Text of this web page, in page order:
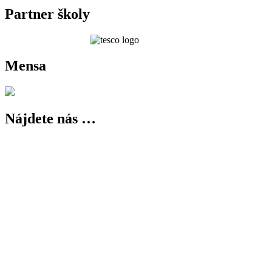
Partner školy
Mensa
Nájdete nás …